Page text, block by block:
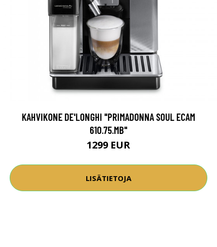
KAHVIKONE DE'LONGHI "PRIMADONNA SOUL ECAM
610.75.MB"
1299 EUR
LISÄTIETOJA